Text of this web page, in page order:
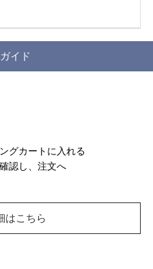
イド
グカートに入れる
認し、注文へ
はこちら